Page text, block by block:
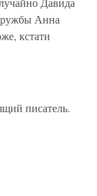
Анна
кстати
писатель.